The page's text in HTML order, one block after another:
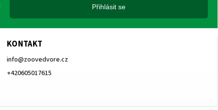
KONTAKT
info@zoovedvore.cz
+420605017615
Přihlásit se